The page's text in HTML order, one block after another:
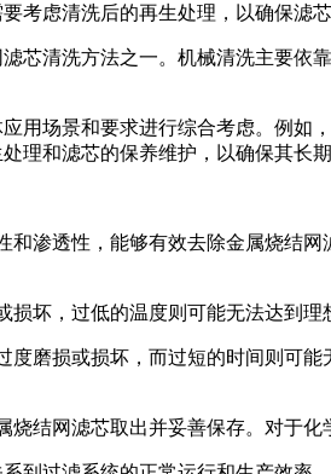
考虑清洗后的再生处理，以确保滤芯
芯清洗方法之一。机械清洗主要
用场景和要求进行综合考虑。例
理和滤芯的保养维护，以确保其长期
渗透性，能够有效去除金属烧结
坏，过低的温度则可能无法达到
度磨损或损坏，而过短的时间则可
结网滤芯取出并妥善保存。对于